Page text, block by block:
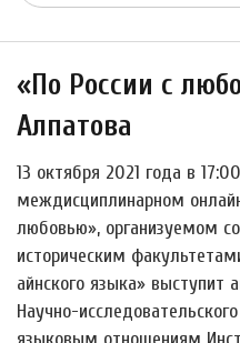
«По России с
Алпатова
13 октября 2021 года в
междисциплинарном
любовью», организуемом
историческим
айнского языка» выступит
Научно-